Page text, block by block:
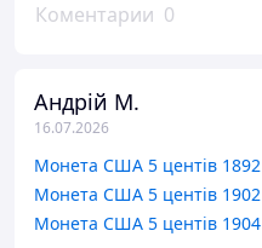
Коментарии 0
Андрій М.
16.07.2026
Монета США 5 центів 1892
Монета США 5 центів 1902
Монета США 5 центів 1904